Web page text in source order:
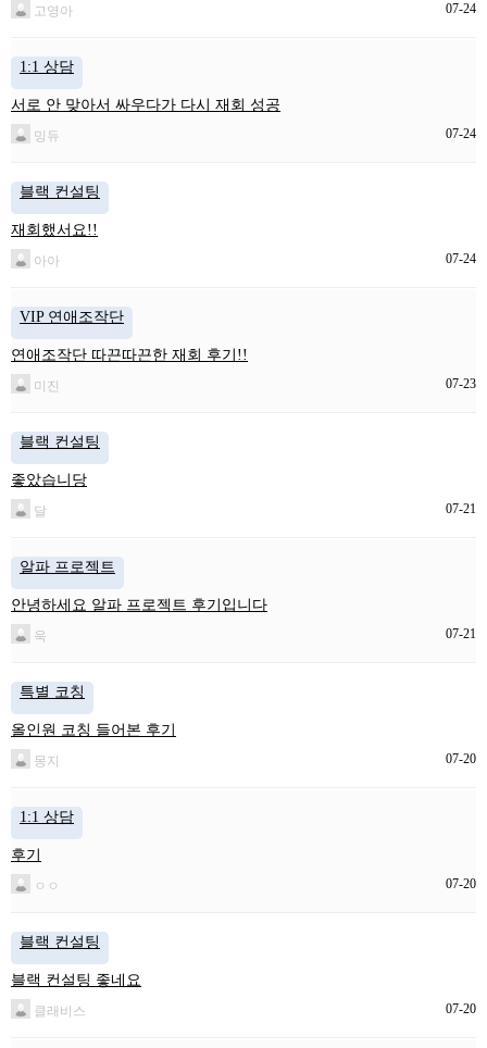
고영아 07-24
1:1 상담
서로 안 맞아서 싸우다가 다시 재회 성공
밍듀 07-24
블랙 컨설팅
재회했서요!!
아아 07-24
VIP 연애조작단
연애조작단 따끈따끈한 재회 후기!!
미진 07-23
블랙 컨설팅
좋았습니당
달 07-21
알파 프로젝트
안녕하세요 알파 프로젝트 후기입니다
욱 07-21
특별 코칭
올인원 코칭 들어본 후기
몽지 07-20
1:1 상담
후기
ㅇㅇ 07-20
블랙 컨설팅
블랙 컨설팅 좋네요
클래비스 07-20